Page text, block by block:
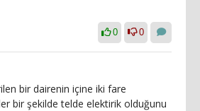
0 0
bir dairenin içine iki fare
bir şekilde telde elektirik olduğunu